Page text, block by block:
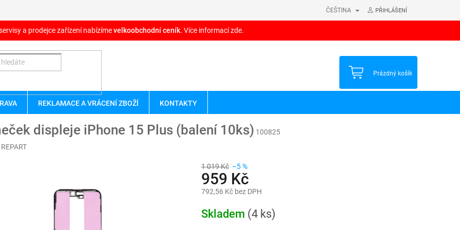
ČEŠTINA PŘIHLÁŠENÍ
a prodejce zařízení nabízímevelkoobchodní ceník. Více informací zde.
NÁKUPNÍ
Prázdný košík
REKLAMACE A VRÁCENÍ ZBOŽÍ KONTAKTY
displeje iPhone 15 Plus (balení 10ks) 100825
REPART
1 019 Kč –5 %
959 Kč
792,56 Kč bez DPH
cena:
Skladem (4 ks)